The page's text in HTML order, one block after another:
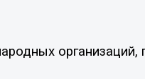
организаций,